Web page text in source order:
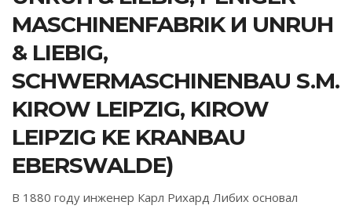
MASCHINENFABRIK И UNRUH
& LIEBIG,
SCHWERMASCHINENBAU S.M.
KIROW LEIPZIG, KIROW
LEIPZIG KE KRANBAU
EBERSWALDE)
В 1880 году инженер Карл Рихард Либих основал